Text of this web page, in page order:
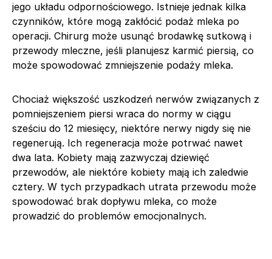
jego układu odpornościowego. Istnieje jednak kilka
czynników, które mogą zakłócić podaż mleka po
operacji. Chirurg może usunąć brodawkę sutkową i
przewody mleczne, jeśli planujesz karmić piersią, co
może spowodować zmniejszenie podaży mleka.
Chociaż większość uszkodzeń nerwów związanych z
pomniejszeniem piersi wraca do normy w ciągu
sześciu do 12 miesięcy, niektóre nerwy nigdy się nie
regenerują. Ich regeneracja może potrwać nawet
dwa lata. Kobiety mają zazwyczaj dziewięć
przewodów, ale niektóre kobiety mają ich zaledwie
cztery. W tych przypadkach utrata przewodu może
spowodować brak dopływu mleka, co może
prowadzić do problemów emocjonalnych.